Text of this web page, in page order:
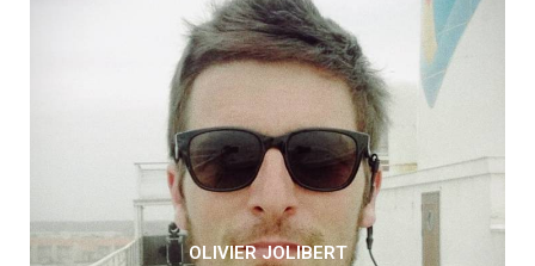
OLIVIER JOLIBERT